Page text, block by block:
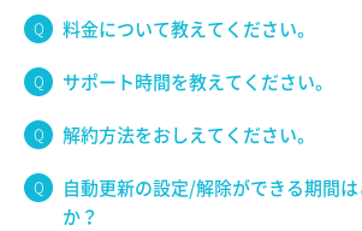
料金について教えてください。
サポート時間を教えてください。
解約方法をおしえてください。
自動更新の設定/解除ができる期間
か？